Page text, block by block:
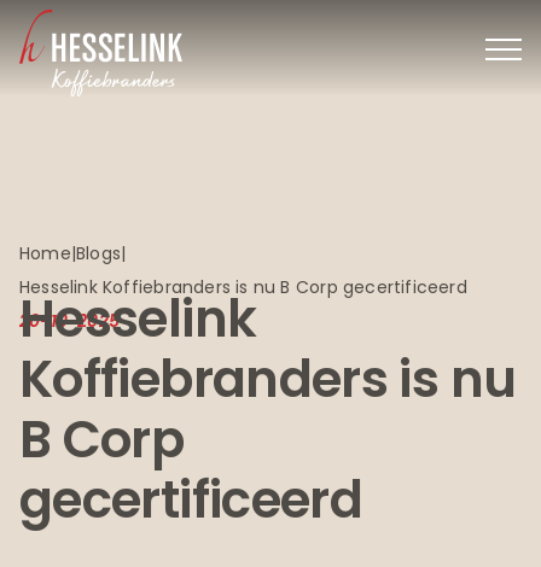
naar
inhoud
Home|Blogs|
Hesselink Koffiebranders is nu B Corp gecertificeerd
20-10-2025
Hesselink
Koffiebranders is nu
B Corp
gecertificeerd